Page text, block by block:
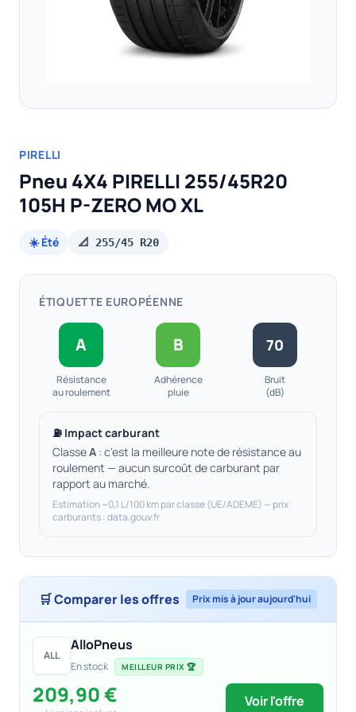
PIRELLI
Pneu 4X4 PIRELLI 255/45R20
105H P-ZERO MO XL
☀️ Été 📐 255/45 R20
ÉTIQUETTE EUROPÉENNE
A
Résistance
au roulement
B
Adhérence
pluie
70
Bruit
(dB)
⛽ Impact carburant
ClasseA : c'est la meilleure note de résistance au
roulement — aucun surcoût de carburant par
rapport au marché.
Estimation ~0,1 L/100 km par classe (UE/ADEME) — prix
carburants : data.gouv.fr
🛒 Comparer les offres Prix mis à jour aujourd'hui
ALL
AlloPneus
En stock MEILLEUR PRIX 🏆
209,90 € Voir l'offre